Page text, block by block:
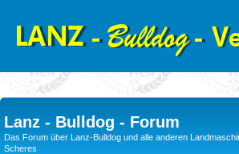
Lanz - Bulldog - Forum
Das Forum über Lanz-Bulldog und alle anderen
Scheres